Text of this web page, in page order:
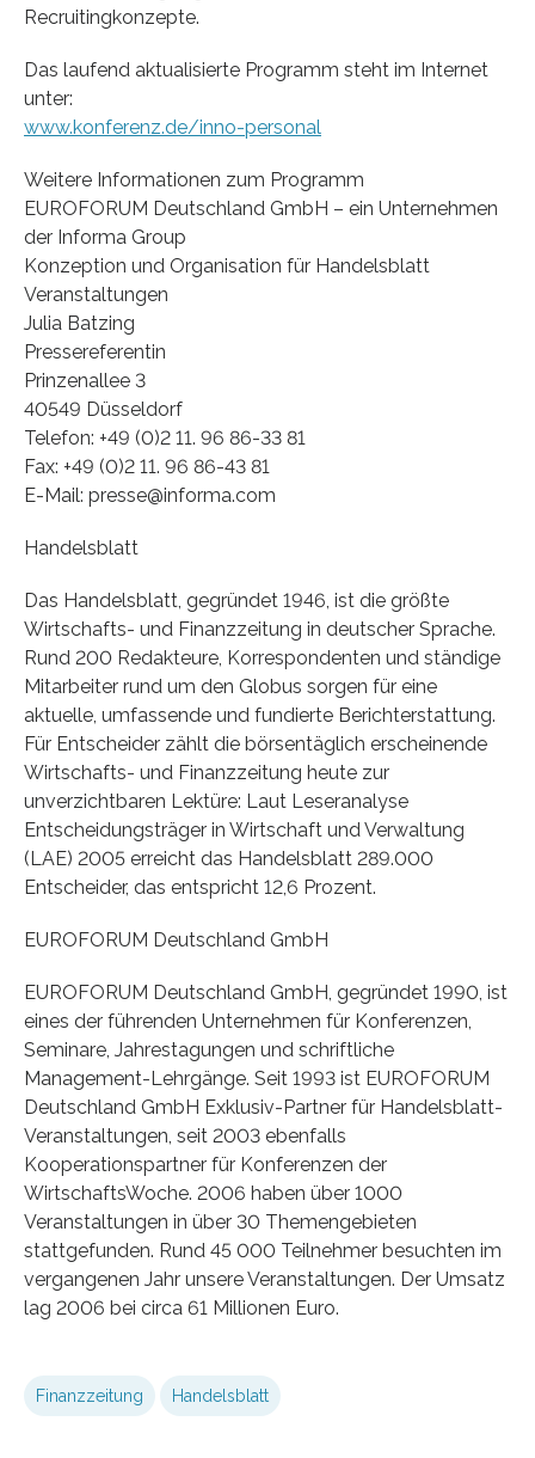
Recruitingkonzepte.
Das laufend aktualisierte Programm steht im Internet
unter:
www.konferenz.de/inno-personal
Weitere Informationen zum Programm
EUROFORUM Deutschland GmbH – ein Unternehmen
der Informa Group
Konzeption und Organisation für Handelsblatt
Veranstaltungen
Julia Batzing
Pressereferentin
Prinzenallee 3
40549 Düsseldorf
Telefon: +49 (0)2 11. 96 86-33 81
Fax: +49 (0)2 11. 96 86-43 81
E-Mail: presse@informa.com
Handelsblatt
Das Handelsblatt, gegründet 1946, ist die größte
Wirtschafts- und Finanzzeitung in deutscher Sprache.
Rund 200 Redakteure, Korrespondenten und ständige
Mitarbeiter rund um den Globus sorgen für eine
aktuelle, umfassende und fundierte Berichterstattung.
Für Entscheider zählt die börsentäglich erscheinende
Wirtschafts- und Finanzzeitung heute zur
unverzichtbaren Lektüre: Laut Leseranalyse
Entscheidungsträger in Wirtschaft und Verwaltung
(LAE) 2005 erreicht das Handelsblatt 289.000
Entscheider, das entspricht 12,6 Prozent.
EUROFORUM Deutschland GmbH
EUROFORUM Deutschland GmbH, gegründet 1990, ist
eines der führenden Unternehmen für Konferenzen,
Seminare, Jahrestagungen und schriftliche
Management-Lehrgänge. Seit 1993 ist EUROFORUM
Deutschland GmbH Exklusiv-Partner für Handelsblatt-
Veranstaltungen, seit 2003 ebenfalls
Kooperationspartner für Konferenzen der
WirtschaftsWoche. 2006 haben über 1000
Veranstaltungen in über 30 Themengebieten
stattgefunden. Rund 45 000 Teilnehmer besuchten im
vergangenen Jahr unsere Veranstaltungen. Der Umsatz
lag 2006 bei circa 61 Millionen Euro.
Finanzzeitung Handelsblatt